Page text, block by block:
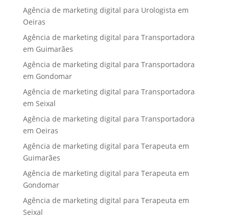
Agência de marketing digital para Urologista em
Oeiras
Agência de marketing digital para Transportadora
em Guimarães
Agência de marketing digital para Transportadora
em Gondomar
Agência de marketing digital para Transportadora
em Seixal
Agência de marketing digital para Transportadora
em Oeiras
Agência de marketing digital para Terapeuta em
Guimarães
Agência de marketing digital para Terapeuta em
Gondomar
Agência de marketing digital para Terapeuta em
Seixal